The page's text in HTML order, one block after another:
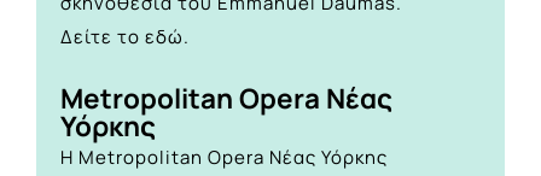
Δείτε το εδώ.
Metropolitan Opera Νέας
Υόρκης
Η Metropolitan Opera Νέας Υόρκης